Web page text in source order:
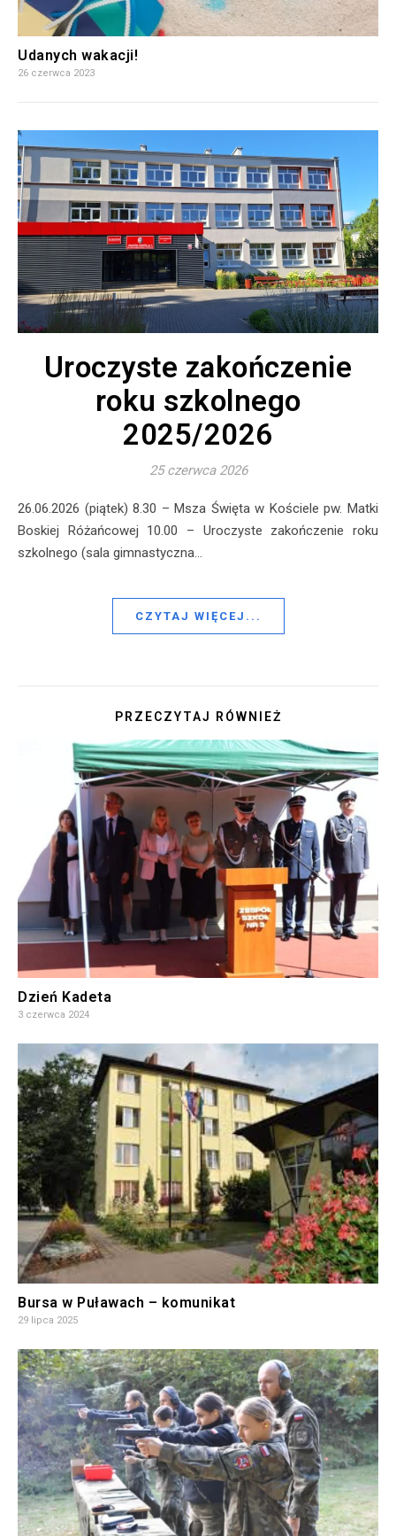
Udanych wakacji!
26 czerwca 2023
Uroczyste zakończenie
roku szkolnego
2025/2026
25 czerwca 2026
26.06.2026 (piątek) 8.30 – Msza Święta w Kościele pw. Matki
Boskiej Różańcowej 10.00 – Uroczyste zakończenie roku
szkolnego (sala gimnastyczna…
CZYTAJ WIĘCEJ...
PRZECZYTAJ RÓWNIEŻ
Dzień Kadeta
3 czerwca 2024
Bursa w Puławach – komunikat
29 lipca 2025